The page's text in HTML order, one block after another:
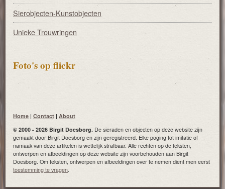
Sierobjecten-Kunstobjecten
Unieke Trouwringen
Foto's op flickr
Home | Contact | About
© 2000 - 2026 Birgit Doesborg. De sieraden en objecten op deze website zijn
gemaakt door Birgit Doesborg en zijn geregistreerd. Elke poging tot imitatie of
namaak van deze artikelen is wettelijk strafbaar. Alle rechten op de teksten,
ontwerpen en afbeeldingen op deze website zijn voorbehouden aan Birgit
Doesborg. Om teksten, ontwerpen en afbeeldingen over te nemen dient men eerst
toestemming te vragen